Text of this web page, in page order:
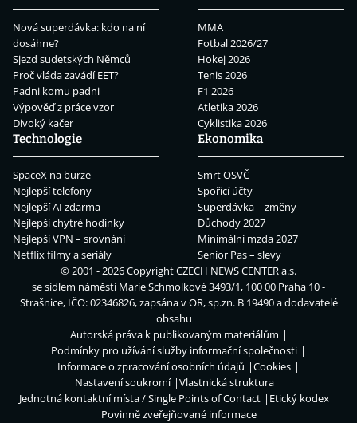
Nová superdávka: kdo na ní
dosáhne?
Sjezd sudetských Němců
Proč vláda zavádí EET?
Padni komu padni
Výpověď z práce vzor
Divoký kačer
MMA
Fotbal 2026/27
Hokej 2026
Tenis 2026
F1 2026
Atletika 2026
Cyklistika 2026
Technologie
SpaceX na burze
Nejlepší telefony
Nejlepší AI zdarma
Nejlepší chytré hodinky
Nejlepší VPN – srovnání
Netflix filmy a seriály
Ekonomika
Smrt OSVČ
Spořicí účty
Superdávka – změny
Důchody 2027
Minimální mzda 2027
Senior Pas – slevy
© 2001 - 2026 CopyrightCZECH NEWS CENTER a.s.
se sídlem náměstí Marie Schmolkové 3493/1, 100 00 Praha 10 -
Strašnice, IČO: 02346826, zapsána v OR, sp.zn. B 19490 a dodavatelé
obsahu
Autorská práva k publikovaným materiálům
Podmínky pro užívání služby informační společnosti
Informace o zpracování osobních údajů
Cookies
Nastavení soukromí
Vlastnická struktura
Jednotná kontaktní místa / Single Points of Contact
Etický kodex
Povinně zveřejňované informace